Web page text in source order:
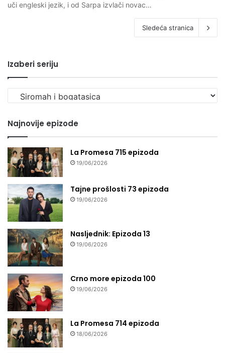
uči engleski jezik, i od Sarpa izvlači novac…
Sledeća stranica
Izaberi seriju
Izaberi
seriju
Najnovije epizode
La Promesa 715 epizoda
19/06/2026
Tajne prošlosti 73 epizoda
19/06/2026
Nasljednik: Epizoda 13
19/06/2026
Crno more epizoda 100
19/06/2026
La Promesa 714 epizoda
18/06/2026